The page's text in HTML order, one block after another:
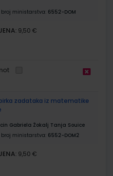
broj ministarstva: 6552-DOM
9,50 €
zbirka zadataka iz matematike
Gabriela Žokalj Tanja Souice
broj ministarstva: 6552-DOM2
9,50 €